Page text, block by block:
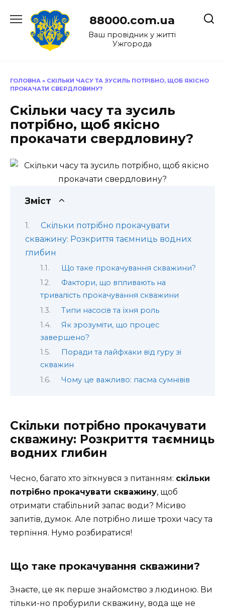
до
88000.com.ua
Ваш провідник у житті
Ужгорода
ГОЛОВНА » СКІЛЬКИ ЧАСУ ТА ЗУСИЛЬ ПОТРІБНО, ЩОБ ЯКІСНО
ПРОКАЧАТИ СВЕРДЛОВИНУ?
Скільки часу та зусиль
потрібно, щоб якісно
прокачати свердловину?
Зміст
Скільки потрібно прокачувати
скважину: Розкриття таємниць водних
глибин
Що таке прокачування скважини?
Фактори, що впливають на
тривалість прокачування скважини
Типи насосів та їхня роль
Як зрозуміти, що процес
завершено?
Поради та лайфхаки від гуру зі
скважин
Чому це важливо: пасма сумнівів
Скільки потрібно прокачувати
скважину: Розкриття таємниць
водних глибин
Чесно, багато хто зіткнувся з питанням: скільки
потрібно прокачувати скважину, щоб
отримати стабільний запас води? Місиво
запитів, думок. Але потрібно лише трохи часу та
терпіння. Нумо розбиратися!
Що таке прокачування скважини?
Знаєте, це як перше знайомство з людиною. Ви
тільки-но пробурили скважину, вода ще не